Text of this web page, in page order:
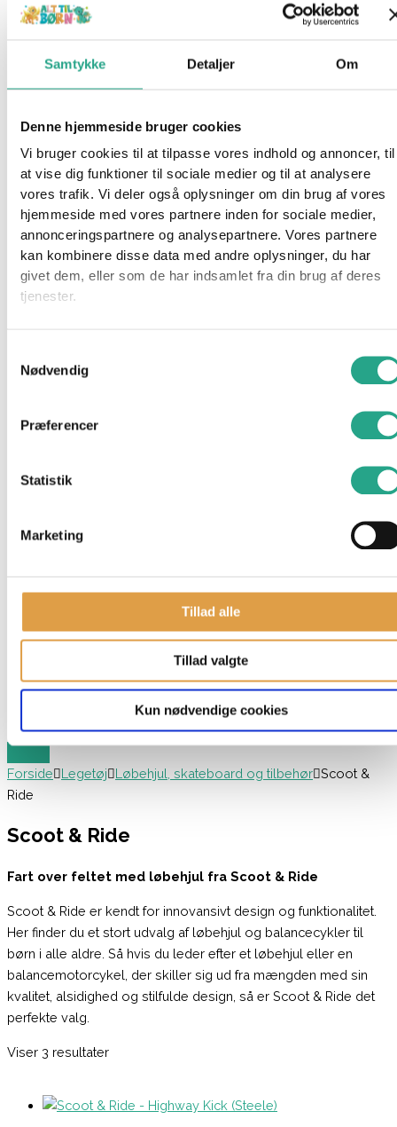
Samtykke Detaljer Om
Denne hjemmeside bruger cookies
Vi bruger cookies til at tilpasse vores indhold og annoncer, til
at vise dig funktioner til sociale medier og til at analysere
vores trafik. Vi deler også oplysninger om din brug af vores
hjemmeside med vores partnere inden for sociale medier,
annonceringspartnere og analysepartnere. Vores partnere
kan kombinere disse data med andre oplysninger, du har
givet dem, eller som de har indsamlet fra din brug af deres
tjenester.
Nødvendig
Præferencer
Statistik
Marketing
Tillad alle
Tillad valgte
Kun nødvendige cookies
Mærker
Barbie
Bruder
Done by Deer
Emmaljunga
Fisher Price
Hama
Membantu
Schleich
Sylvanian Families
Voksi
Forside Legetøj Løbehjul, skateboard og tilbehør Scoot &
Ride
Scoot & Ride
Fart over feltet med løbehjul fra Scoot & Ride
Scoot & Ride er kendt for innovansivt design og funktionalitet.
Her finder du et stort udvalg af løbehjul og balancecykler til
børn i alle aldre. Så hvis du leder efter et løbehjul eller en
balancemotorcykel, der skiller sig ud fra mængden med sin
kvalitet, alsidighed og stilfulde design, så er Scoot & Ride det
perfekte valg.
Viser 3 resultater